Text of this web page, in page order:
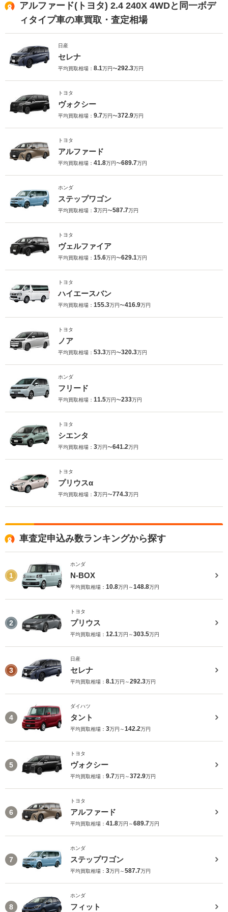
アルファード(トヨタ) 2.4 240X 4WDと同一ボデ
ィタイプ車の車買取・査定相場
日産
セレナ
平均買取相場： 8.1万円〜292.3万円
トヨタ
ヴォクシー
平均買取相場： 9.7万円〜372.9万円
トヨタ
アルファード
平均買取相場： 41.8万円〜689.7万円
ホンダ
ステップワゴン
平均買取相場： 3万円〜587.7万円
トヨタ
ヴェルファイア
平均買取相場： 15.6万円〜629.1万円
トヨタ
ハイエースバン
平均買取相場： 155.3万円〜416.9万円
トヨタ
ノア
平均買取相場： 53.3万円〜320.3万円
ホンダ
フリード
平均買取相場： 11.5万円〜233万円
トヨタ
シエンタ
平均買取相場： 3万円〜641.2万円
トヨタ
プリウスα
平均買取相場： 3万円〜774.3万円
車査定申込み数ランキングから探す
1
ホンダ
N-BOX
平均買取相場： 10.8万円～148.8万円
2
トヨタ
プリウス
平均買取相場： 12.1万円～303.5万円
3
日産
セレナ
平均買取相場： 8.1万円～292.3万円
4
ダイハツ
タント
平均買取相場： 3万円～142.2万円
5
トヨタ
ヴォクシー
平均買取相場： 9.7万円～372.9万円
6
トヨタ
アルファード
平均買取相場： 41.8万円～689.7万円
7
ホンダ
ステップワゴン
平均買取相場： 3万円～587.7万円
8
ホンダ
フィット